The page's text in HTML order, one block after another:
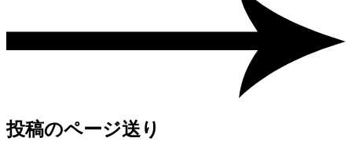
投稿のページ送り